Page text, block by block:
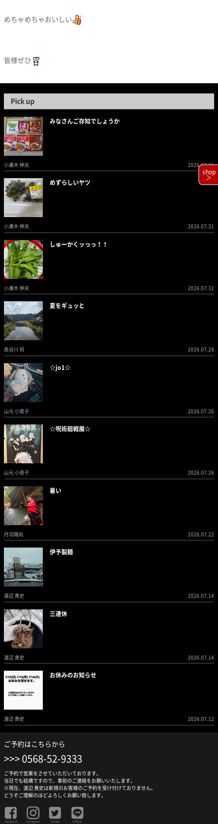
めちゃめちゃおいしい
皆様ぜひ
Pick up
みなさんご存知でしょうか
小瀬木 伸夫 2026.07.31
めずらしいヤツ
小瀬木 伸夫 2026.07.31
しゅーかくッっっ！！
小瀬木 伸夫 2026.07.31
夏をギュッと
長谷川 将 2026.07.28
☆jo1☆
山元 小夜子 2026.07.26
☆呪術廻戦展☆
山元 小夜子 2026.07.26
暑い
丹羽陽向 2026.07.22
伊予製麺
渡辺 貴史 2026.07.14
三連休
渡辺 貴史 2026.07.14
お休みのお知らせ
渡辺 貴史 2026.07.12
ご予約はこちらから
0568-52-9333
ご予約で営業をさせていただいております。
当日でも結構ですので、事前のご連絡をお願いいたします。
※現在、渡辺 貴史は新規のお客様のご予約を受け付けておりません。
どうぞご理解のほどよろしくお願い致します。
Facebook Instagram Twitter LINE@
shop
＞